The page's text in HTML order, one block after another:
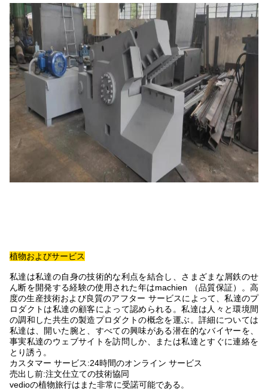
植物およびサービス
私達は私達の自身の技術的な利点を結合し、さまざまな屑鉄のせ
ん断を開発する経験の使用された年はmachien （品質保証）。高
度の生産技術および良質のアフター サービスによって、私達のプ
ロダクトは私達の顧客によって認められる。私達は人々と環境間
の調和した共生の製造プロダクトの概念を運ぶ。詳細については
私達は、開いた腕と、すべての興味がある潜在的なバイヤーを、
事実私達のウェブサイトを訪問しか、または私達とすぐに連絡を
とり誘う。
カスタマー サービス:24時間のオンライン サービス
売出し前:注文仕立ての技術協同
vedioの植物旅行はまた非常に受諾可能である。